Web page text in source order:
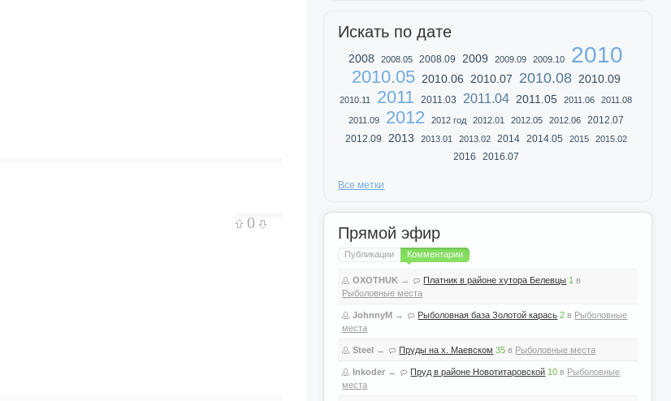
0
Искать по дате
2008 2008.05 2008.09 2009 2009.09 2009.10 2010
2010.05 2010.06 2010.07 2010.08 2010.09
2010.11 2011 2011.03 2011.04 2011.05 2011.06 2011.08
2011.09 2012 2012 год 2012.01 2012.05 2012.06
2012.07
2012.09
2013 2013.01 2013.02 2014 2014.05 2015 2015.02
2016 2016.07
Все метки
Прямой эфир
Публикации Комментарии
OXOTHUK → Платник в районе хутора Белевцы 1 в
Рыболовные места
JohnnyM → Рыболовная база Золотой карась 2 в Рыболовные
места
Steel → Пруды на х. Маевском 35 в Рыболовные места
Inkoder → Пруд в районе Новотитаровской 10 в Рыболовные
места